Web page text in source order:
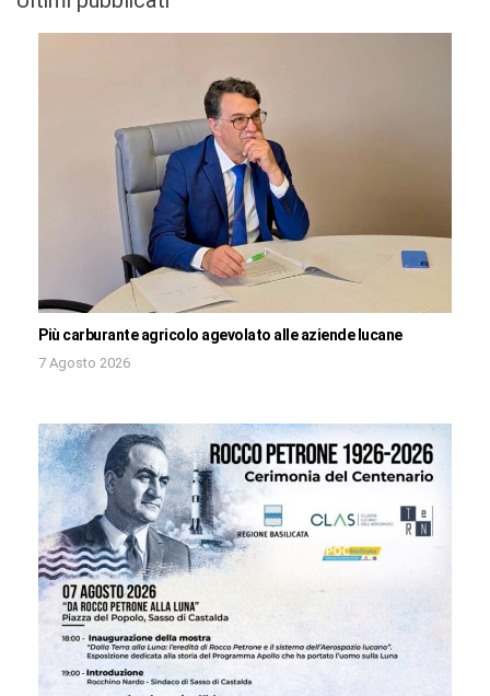
Più carburante agricolo agevolato alle aziende lucane
7 Agosto 2026